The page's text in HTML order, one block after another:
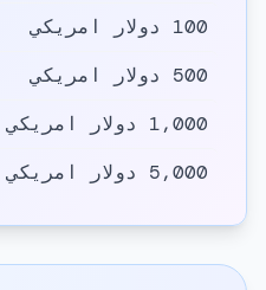
100 دولار امريكي
500 دولار امريكي
1,000 دولار امريكي
5,000 دولار امريكي